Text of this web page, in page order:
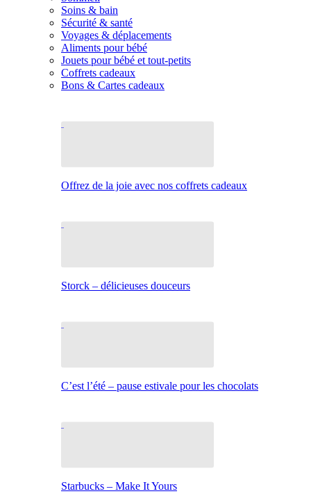
Soins & bain
Sécurité & santé
Voyages & déplacements
Aliments pour bébé
Jouets pour bébé et tout-petits
Coffrets cadeaux
Bons & Cartes cadeaux
Offrez de la joie avec nos coffrets cadeaux
Storck – délicieuses douceurs
C’est l’été – pause estivale pour les chocolats
Starbucks – Make It Yours